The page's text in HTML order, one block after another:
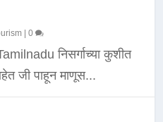
|0
निसर्गाच्या कुशीत
जी पाहून माणूस...